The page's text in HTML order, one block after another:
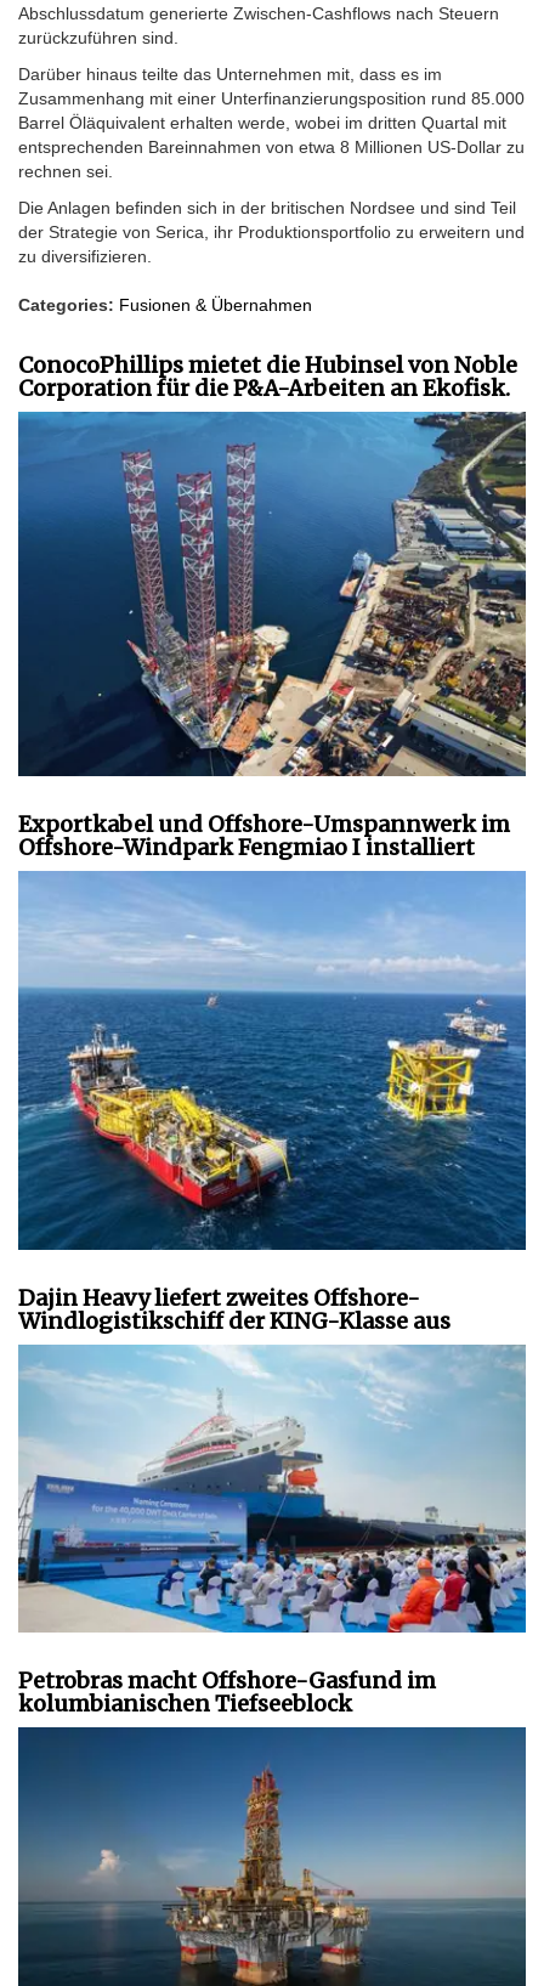
Abschlussdatum generierte Zwischen-Cashflows nach Steuern
zurückzuführen sind.
Darüber hinaus teilte das Unternehmen mit, dass es im
Zusammenhang mit einer Unterfinanzierungsposition rund 85.000
Barrel Öläquivalent erhalten werde, wobei im dritten Quartal mit
entsprechenden Bareinnahmen von etwa 8 Millionen US-Dollar zu
rechnen sei.
Die Anlagen befinden sich in der britischen Nordsee und sind Teil
der Strategie von Serica, ihr Produktionsportfolio zu erweitern und
zu diversifizieren.
Categories: Fusionen & Übernahmen
ConocoPhillips mietet die Hubinsel von Noble
Corporation für die P&A-Arbeiten an Ekofisk.
Exportkabel und Offshore-Umspannwerk im
Offshore-Windpark Fengmiao I installiert
Dajin Heavy liefert zweites Offshore-
Windlogistikschiff der KING-Klasse aus
Petrobras macht Offshore-Gasfund im
kolumbianischen Tiefseeblock